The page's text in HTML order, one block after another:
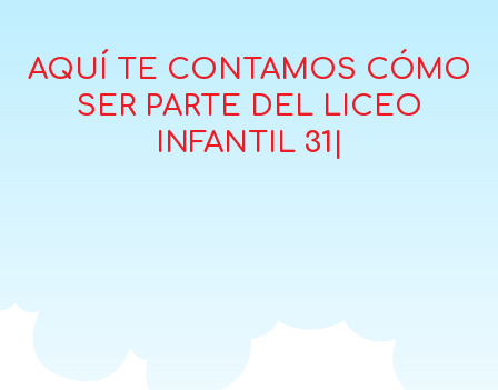
AQUÍ TE CONTAMOS CÓMO
SER PARTE DEL LICEO
INFANTIL 311 257-4